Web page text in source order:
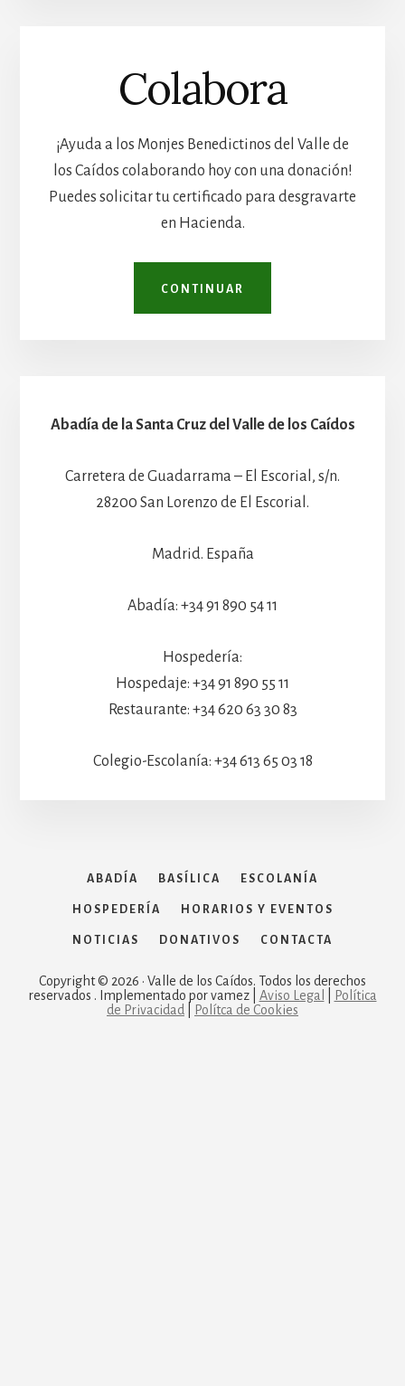
Colabora
¡Ayuda a los Monjes Benedictinos del Valle de
los Caídos colaborando hoy con una donación!
Puedes solicitar tu certificado para desgravarte
en Hacienda.
CONTINUAR
Abadía de la Santa Cruz del Valle de los Caídos
Carretera de Guadarrama – El Escorial, s/n.
28200 San Lorenzo de El Escorial.
Madrid. España
Abadía: +34 91 890 54 11
Hospedería:
Hospedaje: +34 91 890 55 11
Restaurante: +34 620 63 30 83
Colegio-Escolanía: +34 613 65 03 18
ABADÍA BASÍLICA ESCOLANÍA
HOSPEDERÍA HORARIOS Y EVENTOS
NOTICIAS DONATIVOS CONTACTA
Copyright © 2026 · Valle de los Caídos. Todos los derechos
reservados . Implementado por vamez | Aviso Legal
Política
de Privacidad
Polítca de Cookies